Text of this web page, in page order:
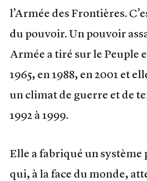
l’Armée des Frontières.
du pouvoir. Un pouvoir
Armée a tiré sur le Peuple
1965, en 1988, en 2001 et
un climat de guerre et de
1992 à 1999.
Elle a fabriqué un
qui, à la face du monde,